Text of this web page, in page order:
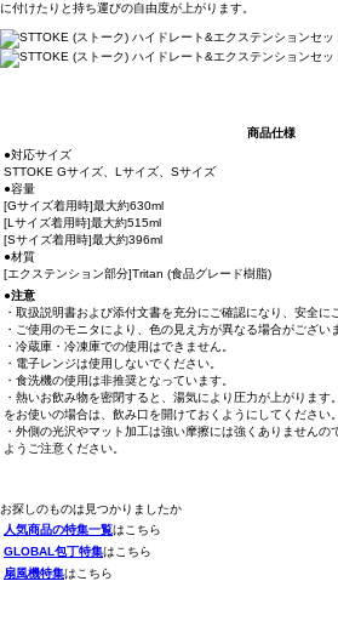
に付けたりと持ち運びの自由度が上がります。
商品仕様
●対応サイズ
STTOKE Gサイズ、Lサイズ、Sサイズ
●容量
[Gサイズ着用時]最大約630ml
[Lサイズ着用時]最大約515ml
[Sサイズ着用時]最大約396ml
●材質
[エクステンション部分]Tritan (食品グレード樹脂)
●注意
・取扱説明書および添付文書を充分にご確認になり、安全に
・ご使用のモニタにより、色の見え方が異なる場合がござい
・冷蔵庫・冷凍庫での使用はできません。
・電子レンジは使用しないでください。
・食洗機の使用は非推奨となっています。
・熱いお飲み物を密閉すると、湯気により圧力が上がりま
をお使いの場合は、飲み口を開けておくようにしてください。
・外側の光沢やマット加工は強い摩擦には強くありません
ようご注意ください。
お探しのものは見つかりましたか
人気商品の特集一覧はこちら
GLOBAL包丁特集はこちら
扇風機特集はこちら